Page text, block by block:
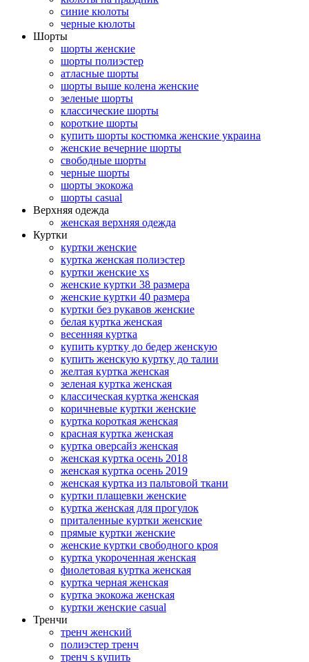
синие кюлоты
черные кюлоты
Шорты
шорты женские
шорты полиэстер
атласные шорты
шорты выше колена женские
зеленые шорты
классические шорты
короткие шорты
купить шорты костюмка женские украина
женские вечерние шорты
свободные шорты
черные шорты
шорты экокожа
шорты casual
Верхняя одежда
женская верхняя одежда
Куртки
куртки женские
куртка женская полиэстер
куртки женские xs
женские куртки 38 размера
женские куртки 40 размера
куртки без рукавов женские
белая куртка женская
весенняя куртка
купить куртку до бедер женскую
купить женскую куртку до талии
желтая куртка женская
зеленая куртка женская
классическая куртка женская
коричневые куртки женские
куртка короткая женская
красная куртка женская
куртка оверсайз женская
женская куртка осень 2018
женская куртка осень 2019
женская куртка из пальтовой ткани
куртки плащевки женские
куртка женская для прогулок
приталенные куртки женские
прямые куртки женские
женские куртки свободного кроя
куртка укороченная женская
фиолетовая куртка женская
куртка черная женская
куртка экокожа женская
куртки женские casual
Тренчи
тренч женский
полиэстер тренч
тренч s купить